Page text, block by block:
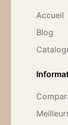
Accueil
Blog